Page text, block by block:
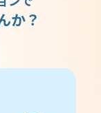
か？